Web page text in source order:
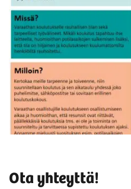
Ota yhteyttä!